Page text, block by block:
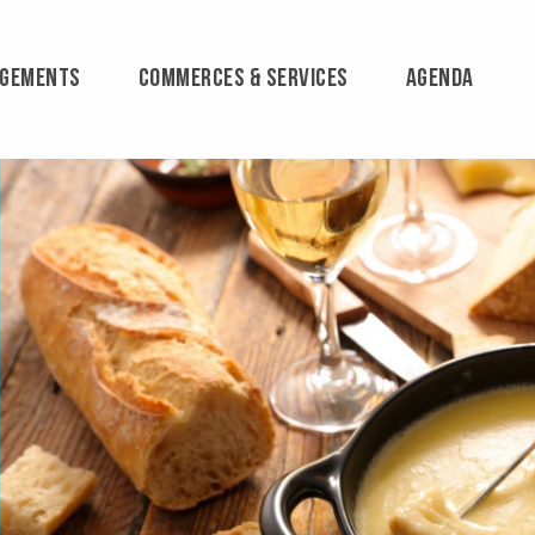
COMMERCES & SERVICES AGENDA